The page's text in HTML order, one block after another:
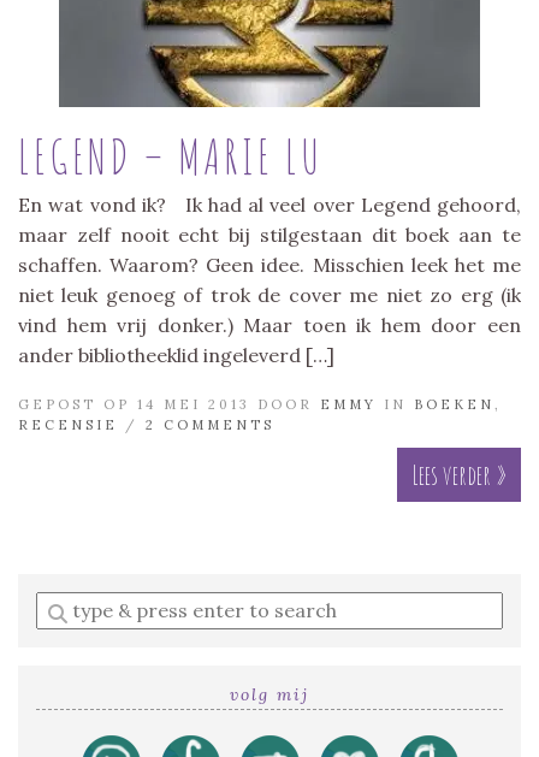
LEGEND – MARIE LU
En wat vond ik? Ik had al veel over Legend gehoord,
maar zelf nooit echt bij stilgestaan dit boek aan te
schaffen. Waarom? Geen idee. Misschien leek het me
niet leuk genoeg of trok de cover me niet zo erg (ik
vind hem vrij donker.) Maar toen ik hem door een
ander bibliotheeklid ingeleverd […]
GEPOST OP 14 MEI 2013 DOOR EMMY IN BOEKEN
RECENSIE
/ 2 COMMENTS
Lees verder »
Enter
a
volg mij